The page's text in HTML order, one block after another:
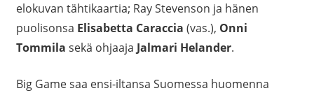
elokuvan tähtikaartia; Ray Stevenson ja hänen
puolisonsa Elisabetta Caraccia (vas.), Onni
Tommila sekä ohjaaja Jalmari Helander.
Big Game saa ensi-iltansa Suomessa huomenna